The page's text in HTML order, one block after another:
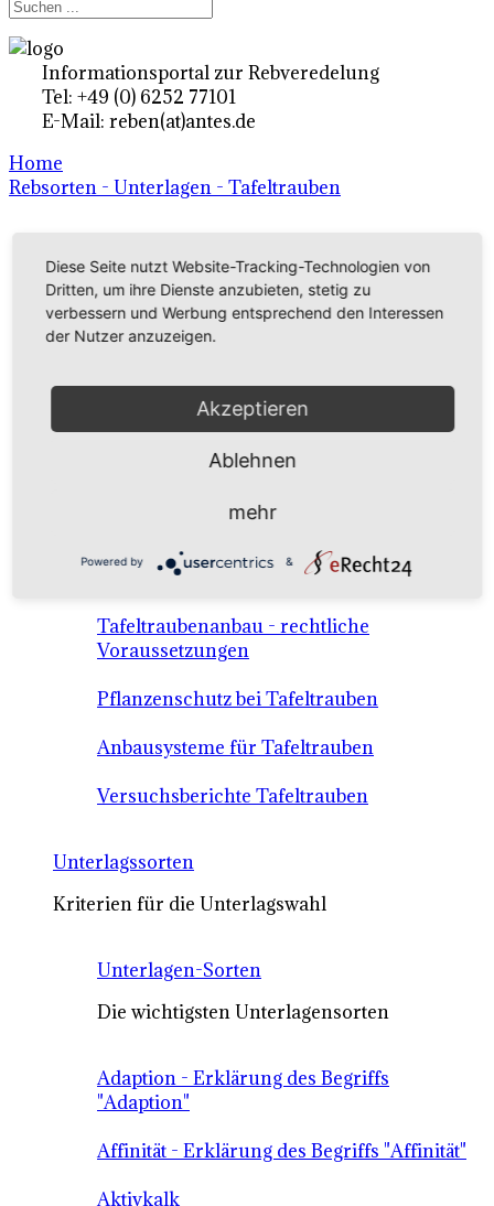
Informationsportal zur Rebveredelung
Tel: +49 (0) 6252 77101
E-Mail: reben(at)antes.de
Home
Rebsorten - Unterlagen - Tafeltrauben
in Deutschland
Tafeltraubensorten
Anbausysteme & Recht
Tafeltrauben A-Z Sortenbeschreibungen
Tafeltraubenanbau - rechtliche
Voraussetzungen
Pflanzenschutz bei Tafeltrauben
Anbausysteme für Tafeltrauben
Versuchsberichte Tafeltrauben
Unterlagssorten
Kriterien für die Unterlagswahl
Unterlagen-Sorten
Die wichtigsten Unterlagensorten
Adaption - Erklärung des Begriffs
"Adaption"
Affinität - Erklärung des Begriffs "Affinität"
Aktivkalk
Diese Seite nutzt Website-Tracking-Technologien von
Dritten, um ihre Dienste anzubieten, stetig zu
verbessern und Werbung entsprechend den Interessen
der Nutzer anzuzeigen.
Akzeptieren
Ablehnen
mehr
Powered by &